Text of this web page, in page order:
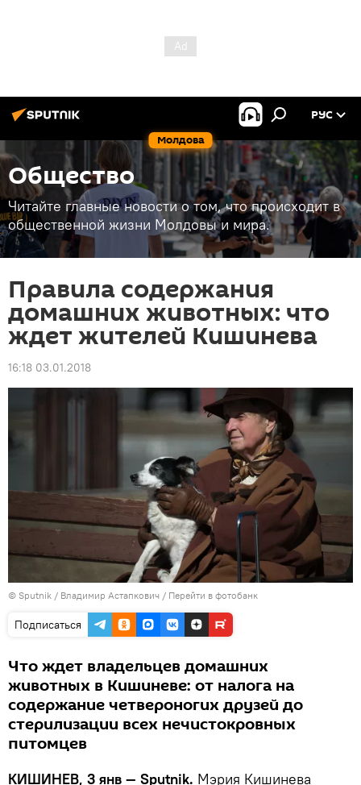
Молдова
РУС
Общество
Читайте главные новости о том, что происходит в
общественной жизни Молдовы и мира.
Правила содержания
домашних животных: что
ждет жителей Кишинева
16:18 03.01.2018
© Sputnik / Владимир Астапкович / Перейти в фотобанк
Подписаться
Что ждет владельцев домашних
животных в Кишиневе: от налога на
содержание четвероногих друзей до
стерилизации всех нечистокровных
питомцев
КИШИНЕВ, 3 янв — Sputnik. Мэрия Кишинева